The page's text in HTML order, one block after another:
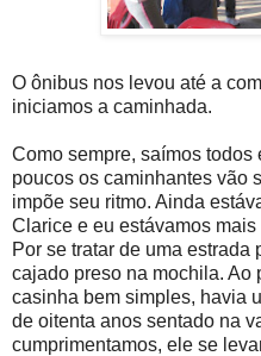
O ônibus nos levou até a
iniciamos a caminhada.
Como sempre, saímos todos
poucos os caminhantes vão
impõe seu ritmo. Ainda
Clarice e eu estávamos
Por se tratar de uma
cajado preso na mochila. Ao
casinha bem simples, havia
de oitenta anos sentado na
cumprimentamos, ele se